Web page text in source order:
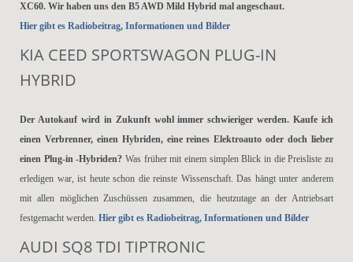
XC60. Wir haben uns den B5 AWD Mild Hybrid mal angeschaut.
Hier gibt es Radiobeitrag, Informationen und Bilder
KIA CEED SPORTSWAGON PLUG-IN
HYBRID
Der Autokauf wird in Zukunft wohl immer schwieriger werden. Kaufe ich
einen Verbrenner, einen Hybriden, eine reines Elektroauto oder doch lieber
einen Plug-in -Hybriden? Was früher mit einem simplen Blick in die Preisliste zu
erledigen war, ist heute schon die reinste Wissenschaft. Das hängt unter anderem
mit allen möglichen Zuschüssen zusammen, die heutzutage an der Antriebsart
festgemacht werden. Hier gibt es Radiobeitrag, Informationen und Bilder
AUDI SQ8 TDI TIPTRONIC